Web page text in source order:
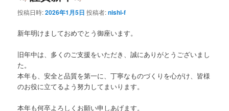
投稿日時:2026年1月5日 投稿者:nishi-f
新年明けましておめでとう御座います。
旧年中は、多くのご支援をいただき、誠にありがとうございまし
た。
本年も、安全と品質を第一に、丁寧なものづくりを心がけ、皆様
のお役に立てるよう努力してまいります。
本年も何卒よろしくお願い申しあげます。